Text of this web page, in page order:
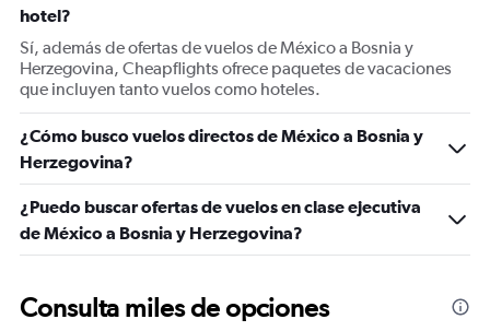
hotel?
Sí, además de ofertas de vuelos de México a Bosnia y
Herzegovina, Cheapflights ofrece paquetes de vacaciones
que incluyen tanto vuelos como hoteles.
¿Cómo busco vuelos directos de México a Bosnia y
Herzegovina?
¿Puedo buscar ofertas de vuelos en clase ejecutiva
de México a Bosnia y Herzegovina?
Consulta miles de opciones